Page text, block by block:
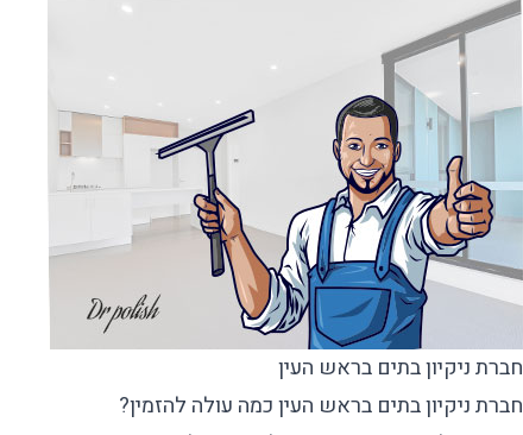
חברת ניקיון בתים בראש העין
חברת ניקיון בתים בראש העין כמה עולה להזמין?